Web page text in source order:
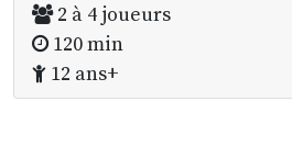
2 à 4 joueurs
120 min
12 ans+